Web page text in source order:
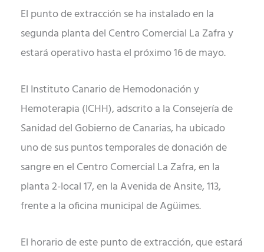
El punto de extracción se ha instalado en la
segunda planta del Centro Comercial La Zafra y
estará operativo hasta el próximo 16 de mayo.
El Instituto Canario de Hemodonación y
Hemoterapia (ICHH), adscrito a la Consejería de
Sanidad del Gobierno de Canarias, ha ubicado
uno de sus puntos temporales de donación de
sangre en el Centro Comercial La Zafra, en la
planta 2-local 17, en la Avenida de Ansite, 113,
frente a la oficina municipal de Agüimes.
El horario de este punto de extracción, que estará